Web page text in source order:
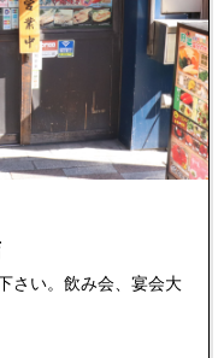
さい。飲み会、宴会大